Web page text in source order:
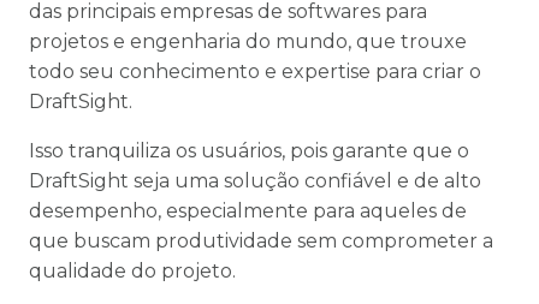
das principais empresas de softwares para
projetos e engenharia do mundo, que trouxe
todo seu conhecimento e expertise para criar o
DraftSight.
Isso tranquiliza os usuários, pois garante que o
DraftSight seja uma solução confiável e de alto
desempenho, especialmente para aqueles de
que buscam produtividade sem comprometer a
qualidade do projeto.